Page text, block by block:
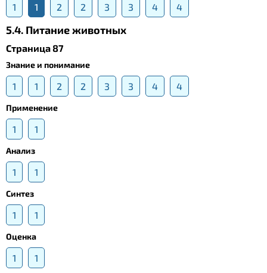
1 1 2 2 3 3 4 4
5.4. Питание животных
Страница 87
Знание и понимание
1 1 2 2 3 3 4 4
Применение
1 1
Анализ
1 1
Синтез
1 1
Оценка
1 1